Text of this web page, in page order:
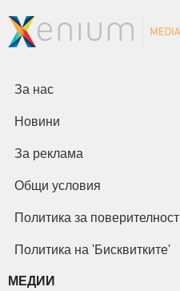
За нас
Новини
За реклама
Общи условия
Политика за поверителност
Политика на 'Бисквитките'
МЕДИИ